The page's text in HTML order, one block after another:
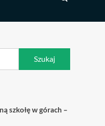
szkołę w górach –